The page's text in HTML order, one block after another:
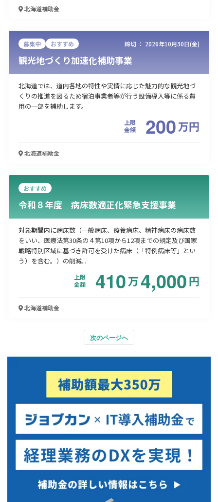
北海道補助金
募集中 おすすめ 締切 ： 2026年10月30日(金)
観光地づくり加速化補助事業
北海道では、道内各地の特性や実情に応じた魅力的な観光地づ
くりの推進を図るため宿泊事業者等が行う設備導入等に係る費
用の一部を補助します。
上限
金額
200万円
北海道補助金
おすすめ
令和８年度 病床数適正化緊急支援事業
対象期間内に病床数（一般病床、療養病床、精神病床の病床数
をいい、医療法第30条の４第10項から12項までの規定及び国家
戦略特別区域に基づき許可を受けた病床（「特例病床等」とい
う）を含む。）の削減...
上限
金額
410万4,000円
北海道補助金
次のページへ